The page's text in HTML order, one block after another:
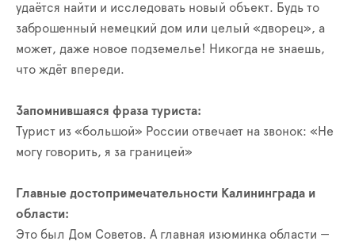
удаётся найти и исследовать новый объект. Будь то
заброшенный немецкий дом или целый «дворец», а
может, даже новое подземелье! Никогда не знаешь,
что ждёт впереди.
Запомнившаяся фраза туриста:
Турист из «большой» России отвечает на звонок: «Не
могу говорить, я за границей»
Главные достопримечательности Калининграда и
области:
Это был Дом Советов. А главная изюминка области —